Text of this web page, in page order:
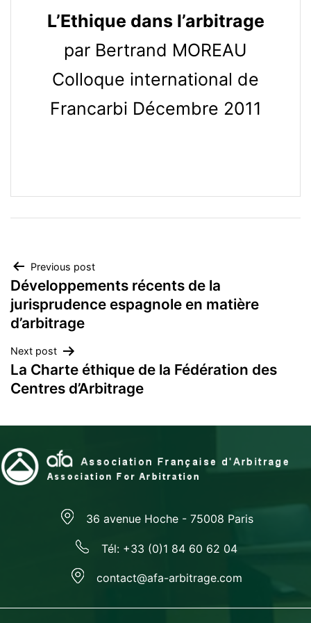
L’Ethique dans l’arbitrage
par Bertrand MOREAU
Colloque international de
Francarbi Décembre 2011
Navegación
de
entradas
Previous post
Développements récents de la
jurisprudence espagnole en matière
d’arbitrage
Next post
La Charte éthique de la Fédération des
Centres d’Arbitrage
36 avenue Hoche - 75008 Paris
Tél: +33 (0)1 84 60 62 04
contact@afa-arbitrage.com